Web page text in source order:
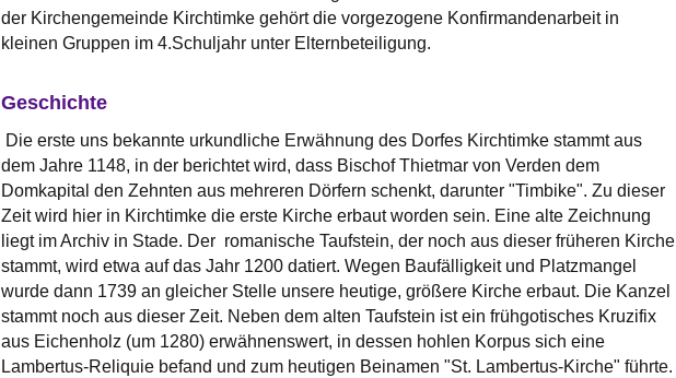
der Kirchengemeinde Kirchtimke gehört die vorgezogene Konfirmandenarbeit in
kleinen Gruppen im 4.Schuljahr unter Elternbeteiligung.
Geschichte
Die erste uns bekannte urkundliche Erwähnung des Dorfes Kirchtimke stammt aus
dem Jahre 1148, in der berichtet wird, dass Bischof Thietmar von Verden dem
Domkapital den Zehnten aus mehreren Dörfern schenkt, darunter "Timbike". Zu dieser
Zeit wird hier in Kirchtimke die erste Kirche erbaut worden sein. Eine alte Zeichnung
liegt im Archiv in Stade. Der romanische Taufstein, der noch aus dieser früheren Kirche
stammt, wird etwa auf das Jahr 1200 datiert. Wegen Baufälligkeit und Platzmangel
wurde dann 1739 an gleicher Stelle unsere heutige, größere Kirche erbaut. Die Kanzel
stammt noch aus dieser Zeit. Neben dem alten Taufstein ist ein frühgotisches Kruzifix
aus Eichenholz (um 1280) erwähnenswert, in dessen hohlen Korpus sich eine
Lambertus-Reliquie befand und zum heutigen Beinamen "St. Lambertus-Kirche" führte.